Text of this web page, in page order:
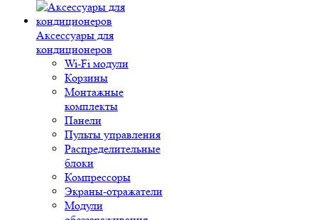
Аксессуары для
кондиционеров
Wi-Fi модули
Корзины
Монтажные
комплекты
Панели
Пульты управления
Распределительные
блоки
Компрессоры
Экраны-отражатели
Модули